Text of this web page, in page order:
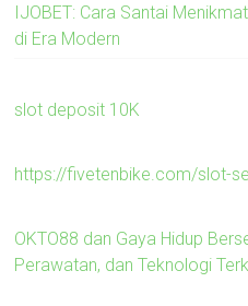
IJOBET: Cara Santai
di Era Modern
slot deposit 10K
https://fivetenbike.com/slot-
OKTO88 dan Gaya Hidup
Perawatan, dan Teknologi